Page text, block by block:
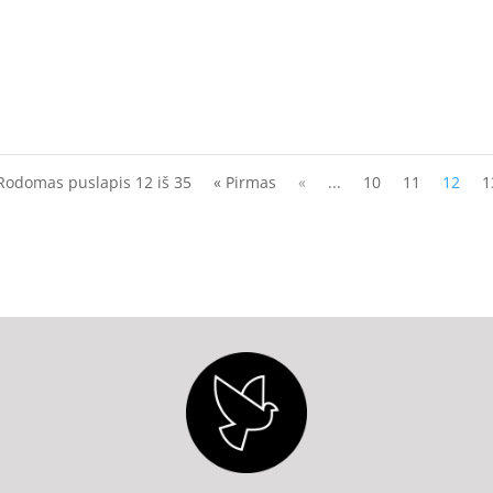
puslapis 12 iš 35 « Pirmas « ... 10 11 12